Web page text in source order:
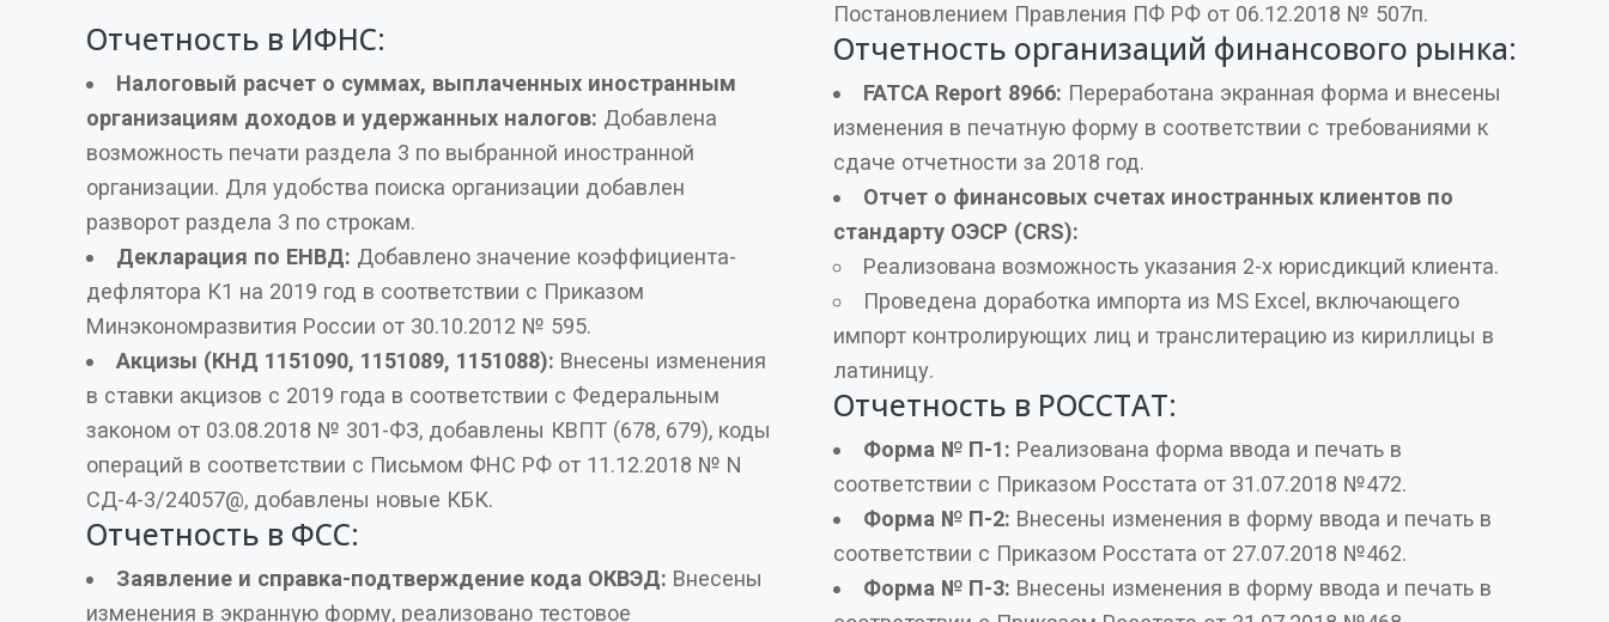
Отчетность в ИФНС:
Налоговый расчет о суммах, выплаченных иностранным
организациям доходов и удержанных налогов: Добавлена
возможность печати раздела 3 по выбранной иностранной
организации. Для удобства поиска организации добавлен
разворот раздела 3 по строкам.
Декларация по ЕНВД: Добавлено значение коэффициента-
дефлятора К1 на 2019 год в соответствии с Приказом
Минэкономразвития России от 30.10.2012 № 595.
Акцизы (КНД 1151090, 1151089, 1151088): Внесены изменения
в ставки акцизов с 2019 года в соответствии с Федеральным
законом от 03.08.2018 № 301-ФЗ, добавлены КВПТ (678, 679), коды
операций в соответствии с Письмом ФНС РФ от 11.12.2018 № N
СД-4-3/24057@, добавлены новые КБК.
Отчетность в ФСС:
Заявление и справка-подтверждение кода ОКВЭД: Внесены
изменения в экранную форму, реализовано тестовое
Постановлением Правления ПФ РФ от 06.12.2018 № 507п.
Отчетность организаций финансового рынка:
FATCA Report 8966: Переработана экранная форма и внесены
изменения в печатную форму в соответствии с требованиями к
сдаче отчетности за 2018 год.
Отчет о финансовых счетах иностранных клиентов по
стандарту ОЭСР (CRS):
Реализована возможность указания 2-х юрисдикций клиента.
Проведена доработка импорта из MS Excel, включающего
импорт контролирующих лиц и транслитерацию из кириллицы в
латиницу.
Отчетность в РОССТАТ:
Форма № П-1: Реализована форма ввода и печать в
соответствии с Приказом Росстата от 31.07.2018 №472.
Форма № П-2: Внесены изменения в форму ввода и печать в
соответствии с Приказом Росстата от 27.07.2018 №462.
Форма № П-3: Внесены изменения в форму ввода и печать в